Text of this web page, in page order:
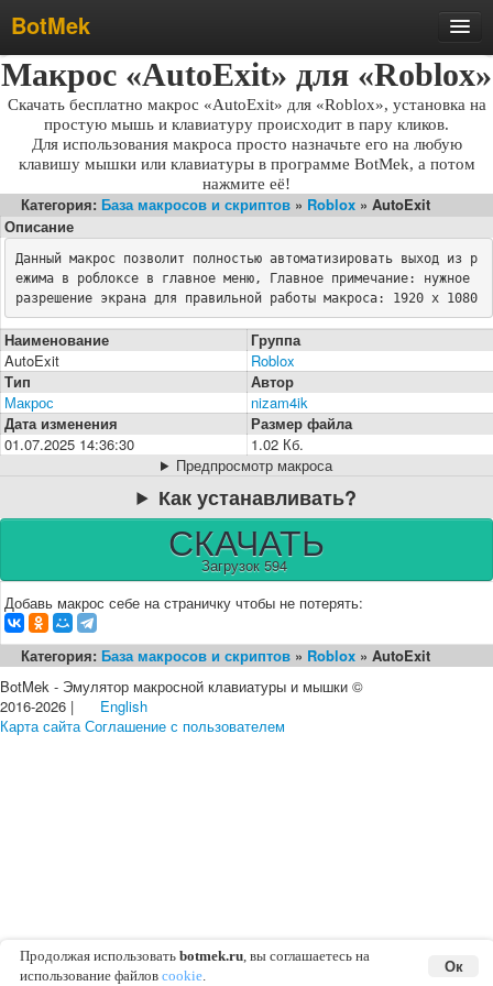
BotMek
Скачать
Обзор
Обновления
Инструкция
Статьи
Бесплатные макросы
Тарифы
Отзывы
Поддержка
Форум
Макрос «AutoExit» для «Roblox»
Скачать бесплатно макрос «AutoExit» для «Roblox», установка на
простую мышь и клавиатуру происходит в пару кликов.
Для использования макроса просто назначьте его на любую
клавишу мышки или клавиатуры в программе BotMek, а потом
нажмите её!
Категория: База макросов и скриптов » Roblox » AutoExit
Описание
Данный макрос позволит полностью автоматизировать выход из р
ежима в роблоксе в главное меню, Главное примечание: нужное
разрешение экрана для правильной работы макроса: 1920 х 1080
Наименование
Группа
AutoExit
Roblox
Тип
Автор
Макрос
nizam4ik
Дата изменения
Размер файла
01.07.2025 14:36:30
1.02 Кб.
Предпросмотр макроса
Как устанавливать?
СКАЧАТЬ
Загрузок 594
Добавь макрос себе на страничку чтобы не потерять:
Категория: База макросов и скриптов » Roblox » AutoExit
BotMek - Эмулятор макросной клавиатуры и мышки ©
2016-2026 |
English
Карта сайта Соглашение с пользователем